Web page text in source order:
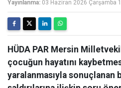
Yayınlanma: 03 Haziran 2026 Çarşamba
HÜDA PAR Mersin
çocuğun hayatını
yaralanmasıyla sonuçlanan